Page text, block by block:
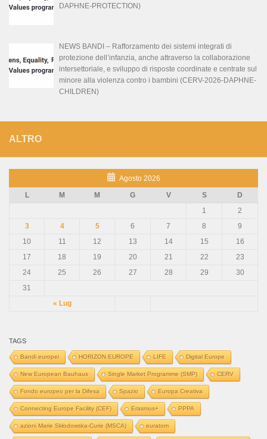
DAPHNE-PROTECTION)
NEWS BANDI – Rafforzamento dei sistemi integrati di
protezione dell’infanzia, anche attraverso la collaborazione
intersettoriale, e sviluppo di risposte coordinate e centrate sul
minore alla violenza contro i bambini (CERV-2026-DAPHNE-
CHILDREN)
ALTRO
Agosto 2026
L
M M G V S D
« Lug
1
2
3
4 5 6 7 8
9
10
11 12 13 14 15
16
17
18 19 20 21 22
23
24
25 26 27 28 29
30
31
TAGS
Bandi europei HORIZON EUROPE LIFE Digital Europe
New European Bauhaus Single Market Programme (SMP) CERV
Fondo europeo per la Difesa Spazio Europa Creativa
Connecting Europe Facility (CEF) Erasmus+ PPPA
azioni Marie Skłodowska-Curie (MSCA) euratom